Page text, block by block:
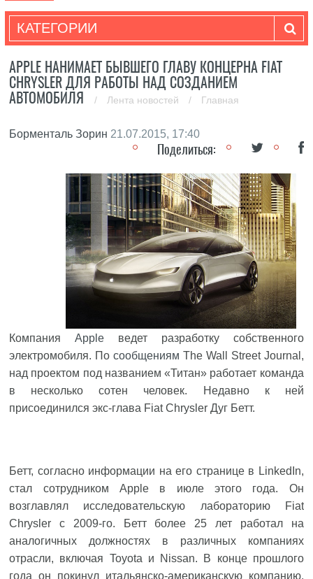
КАТЕГОРИИ
APPLE НАНИМАЕТ БЫВШЕГО ГЛАВУ КОНЦЕРНА FIAT
CHRYSLER ДЛЯ РАБОТЫ НАД СОЗДАНИЕМ
АВТОМОБИЛЯ
/ Лента новостей / Главная
Борменталь Зорин 21.07.2015, 17:40
Поделиться:
КомпанияApple ведет разработку собственного
электромобиля. Посообщениям The Wall Street Journal,
над проектом под названием «Титан» работает команда
в несколько сотен человек. Недавно к ней
присоединился экс-глава Fiat Chrysler Дуг Бетт.
Бетт, согласно информации на его странице в LinkedIn,
стал сотрудником Apple в июле этого года. Он
возглавлял исследовательскую лабораторию Fiat
Chrysler с 2009-го. Бетт более 25 лет работал на
аналогичных должностях в различных компаниях
отрасли, включая Toyota и Nissan. В конце прошлого
года он покинул итальянско-американскую компанию,